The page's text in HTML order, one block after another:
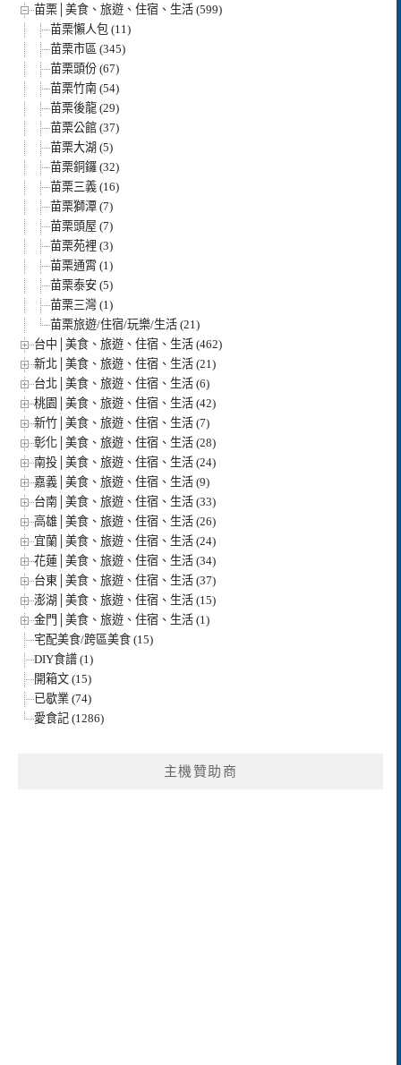
苗栗│美食、旅遊、住宿、生活 (599)
苗栗懶人包 (11)
苗栗市區 (345)
苗栗頭份 (67)
苗栗竹南 (54)
苗栗後龍 (29)
苗栗公館 (37)
苗栗大湖 (5)
苗栗銅鑼 (32)
苗栗三義 (16)
苗栗獅潭 (7)
苗栗頭屋 (7)
苗栗苑裡 (3)
苗栗通霄 (1)
苗栗泰安 (5)
苗栗三灣 (1)
苗栗旅遊/住宿/玩樂/生活 (21)
台中│美食、旅遊、住宿、生活 (462)
新北│美食、旅遊、住宿、生活 (21)
台北│美食、旅遊、住宿、生活 (6)
桃園│美食、旅遊、住宿、生活 (42)
新竹│美食、旅遊、住宿、生活 (7)
彰化│美食、旅遊、住宿、生活 (28)
南投│美食、旅遊、住宿、生活 (24)
嘉義│美食、旅遊、住宿、生活 (9)
台南│美食、旅遊、住宿、生活 (33)
高雄│美食、旅遊、住宿、生活 (26)
宜蘭│美食、旅遊、住宿、生活 (24)
花蓮│美食、旅遊、住宿、生活 (34)
台東│美食、旅遊、住宿、生活 (37)
澎湖│美食、旅遊、住宿、生活 (15)
金門│美食、旅遊、住宿、生活 (1)
宅配美食/跨區美食 (15)
DIY食譜 (1)
開箱文 (15)
已歇業 (74)
愛食記 (1286)
主機贊助商